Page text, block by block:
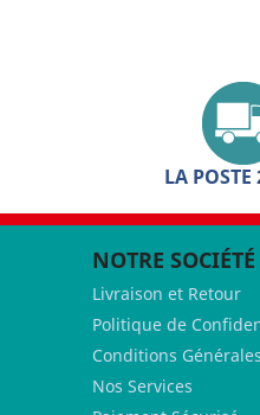
LA
NOTRE SOCIÉTÉ
Livraison et Retour
Politique de
Conditions Générales
Nos Services